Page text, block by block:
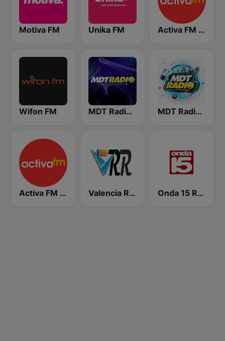
Motiva FM Unika FM Activa FM - Alicante
Wifon FM MDT Radio Alicante MDT Radio Valencia
Activa FM - Benidorm Valencia Radio Remember Onda 15 Radio